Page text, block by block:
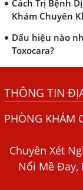
Dấu hiệu nào
Những điều cần
Sán
Dấu Hiệu Ngứa
Chó Trong Máu
Bác sĩ Nguyễn
Nghiên Cứu
Xét Nghiệm
THÔNG TIN
PHÒNG KHÁM
Chuyên Xét
Nổi Mề Đay,